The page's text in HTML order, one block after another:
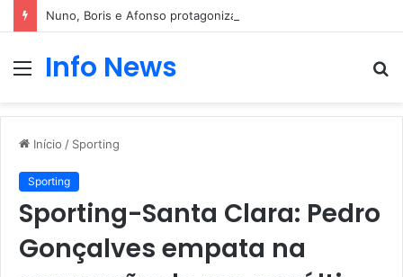
Nuno, Boris e Afonso protagonizam dança sensual
Menu
Info News
Início / Sporting
Sporting
Sporting-Santa Clara: Pedro
Gonçalves empata na